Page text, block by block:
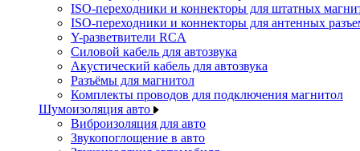
ISO-переходники и коннекторы для штатных
ISO-переходники и коннекторы для антенных
Y-разветвители RCA
Силовой кабель для автозвука
Акустический кабель для автозвука
Разъёмы для магнитол
Комплекты проводов для подключения магнитол
Шумоизоляция авто
Виброизоляция для авто
Звукопоглощение в авто